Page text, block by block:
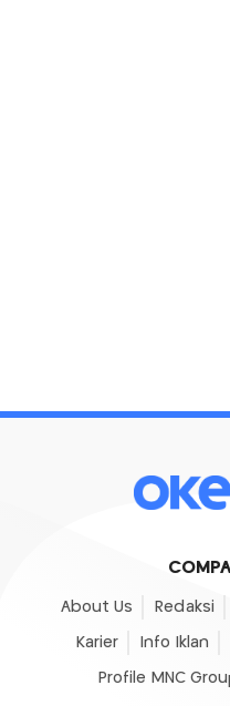
About Us Redaksi
Karier Info Iklan
Profile MNC